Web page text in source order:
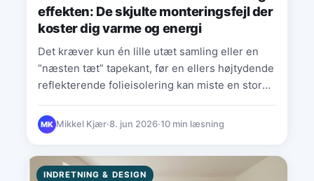
effekten: De skjulte monteringsfejl der
koster dig varme og energi
Det kræver kun én lille utæt samling eller en
“næsten tæt” tapekant, før en ellers højtydende
reflekterende folieisolering kan miste en stor
MK Mikkel Kjær·8. jun 2026·10 min læsning
INDRETNING & DESIGN